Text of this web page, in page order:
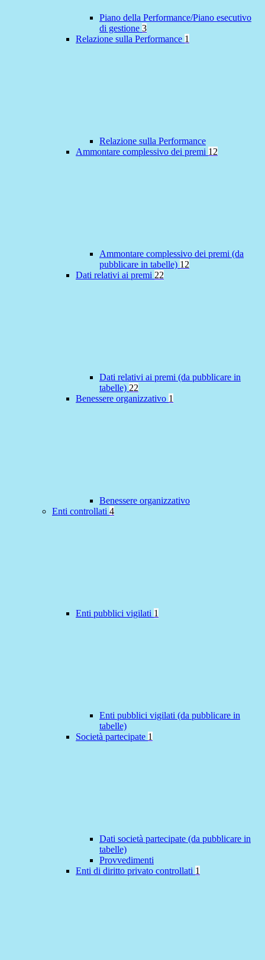
Piano della Performance/Piano esecutivo
di gestione 3
Relazione sulla Performance 1
Relazione sulla Performance
Ammontare complessivo dei premi 12
Ammontare complessivo dei premi (da
pubblicare in tabelle) 12
Dati relativi ai premi 22
Dati relativi ai premi (da pubblicare in
tabelle) 22
Benessere organizzativo 1
Benessere organizzativo
Enti controllati 4
Enti pubblici vigilati 1
Enti pubblici vigilati (da pubblicare in
tabelle)
Società partecipate 1
Dati società partecipate (da pubblicare in
tabelle)
Provvedimenti
Enti di diritto privato controllati 1